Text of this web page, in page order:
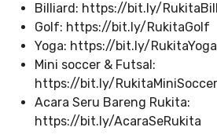
Billiard: https://bit.ly/
Golf: https://bit.ly/RukitaGolf
Yoga: https://bit.ly/RukitaYoga
Mini soccer & Futsal:
https://bit.ly/RukitaMiniSoccer
Acara Seru Bareng Rukita:
https://bit.ly/AcaraSeRukita